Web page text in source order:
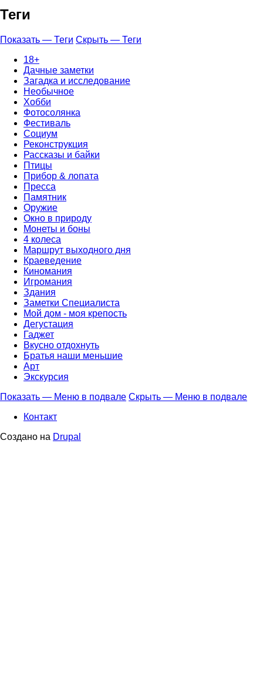
Теги
Показать — Теги Скрыть — Теги
18+
Дачные заметки
Загадка и исследование
Необычное
Хобби
Фотосолянка
Фестиваль
Социум
Реконструкция
Рассказы и байки
Птицы
Прибор & лопата
Пресса
Памятник
Оружие
Окно в природу
Монеты и боны
4 колеса
Маршрут выходного дня
Краеведение
Киномания
Игромания
Здания
Заметки Специалиста
Мой дом - моя крепость
Дегустация
Гаджет
Вкусно отдохнуть
Братья наши меньшие
Арт
Экскурсия
Меню
подвале
Показать — Меню в подвале Скрыть — Меню в подвале
Контакт
Создано на Drupal